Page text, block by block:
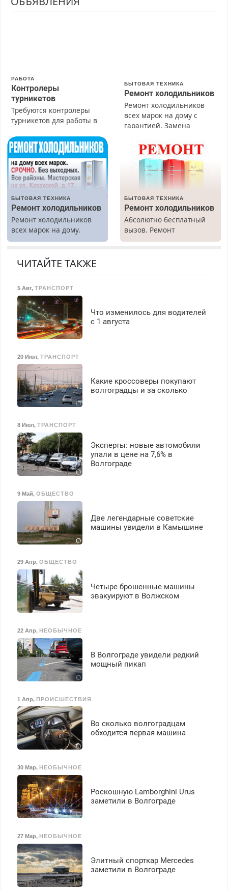
РАБОТА
Контролеры
турникетов
Требуются контролеры
турникетов для работы в
(мужчины, женщины).
Прием по ТК РФ. График
работы любой.
Бесплатное проживание.
З/п – до 96000 рублей до
Ежемесячно
выплачивается денежная
премия. Возможно
бесплатное обучение,
получение документов,
транспортной
безопасности с з/п до
БЫТОВАЯ ТЕХНИКА
Ремонт холодильников
Ремонт холодильников
всех марок на дому с
гарантией. Замена
Недорого. Без выходных.
Все районы. Скидка.
Вызов бесплатный.
БЫТОВАЯ ТЕХНИКА
Ремонт холодильников
Ремонт холодильников
всех марок на дому.
БЫТОВАЯ ТЕХНИКА
Ремонт холодильников
Абсолютно бесплатный
вызов. Ремонт
холодильников всех
ЧИТАЙТЕ ТАКЖЕ
5 Авг, ТРАНСПОРТ
Что изменилось для водителей
с 1 августа
20 Июл, ТРАНСПОРТ
Какие кроссоверы покупают
волгоградцы и за сколько
8 Июл, ТРАНСПОРТ
Эксперты: новые автомобили
упали в цене на 7,6% в
Волгограде
9 Май, ОБЩЕСТВО
Две легендарные советские
машины увидели в Камышине
29 Апр, ОБЩЕСТВО
Четыре брошенные машины
эвакуируют в Волжском
22 Апр, НЕОБЫЧНОЕ
В Волгограде увидели редкий
мощный пикап
1 Апр, ПРОИСШЕСТВИЯ
Во сколько волгоградцам
обходится первая машина
30 Мар, НЕОБЫЧНОЕ
Роскошную Lamborghini Urus
заметили в Волгограде
27 Мар, НЕОБЫЧНОЕ
Элитный спорткар Mercedes
заметили в Волгограде